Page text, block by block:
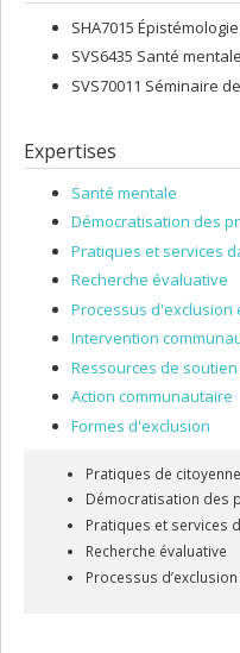
SHA7015
SVS6435 Santé
SVS70011 Séminaire
Expertises
Santé mentale
Démocratisation des
Pratiques et services
Recherche évaluative
Processus d'exclusion
Intervention
Ressources de
Action communautaire
Formes d'exclusion
Pratiques de
Démocratisation des
Pratiques et services
Recherche évaluative
Processus